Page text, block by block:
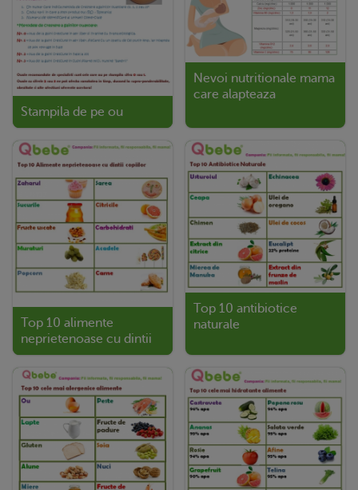
Stampila de pe ou
Nevoi nutritionale mama
care alapteaza
Top 10 alimente
neprietenoase cu dintii
Top 10 antibiotice
naturale